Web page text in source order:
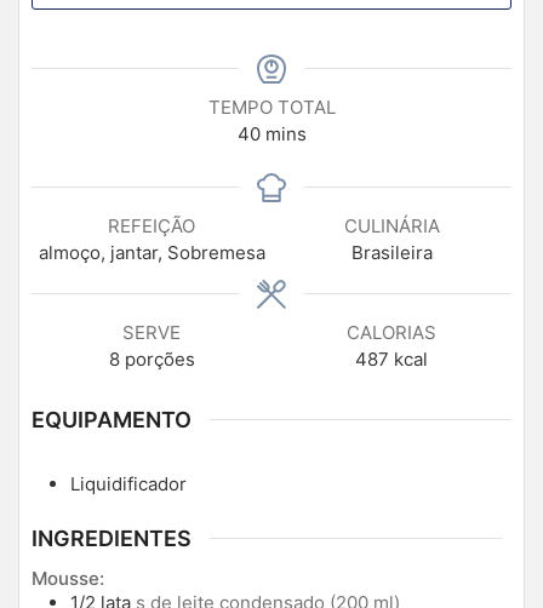
TEMPO TOTAL
40 mins
REFEIÇÃO
almoço, jantar, Sobremesa
CULINÁRIA
Brasileira
SERVE
8 porções
CALORIAS
487 kcal
EQUIPAMENTO
Liquidificador
INGREDIENTES
Mousse:
1/2 lata s de leite condensado (200 ml)